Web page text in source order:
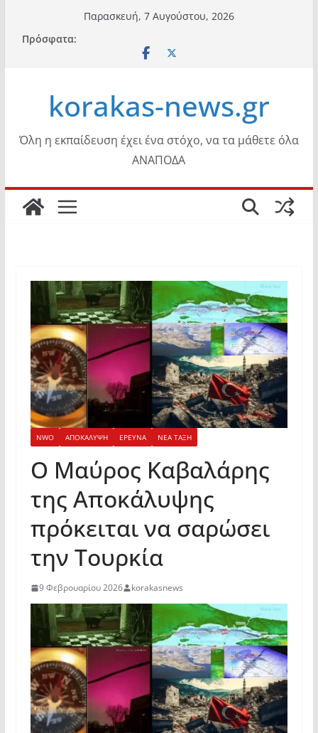
περιεχόμενο
Παρασκευή, 7 Αυγούστου, 2026
Πρόσφατα:
korakas-news.gr
Όλη η εκπαίδευση έχει ένα στόχο, να τα μάθετε όλα
ΑΝΑΠΟΔΑ
NWO ΑΠΟΚΑΛΥΨΗ ΕΡΕΥΝΑ ΝΕΑ ΤΑΞΗ
Ο Μαύρος Καβαλάρης
της Αποκάλυψης
πρόκειται να σαρώσει
την Τουρκία
9 Φεβρουαρίου 2026 korakasnews